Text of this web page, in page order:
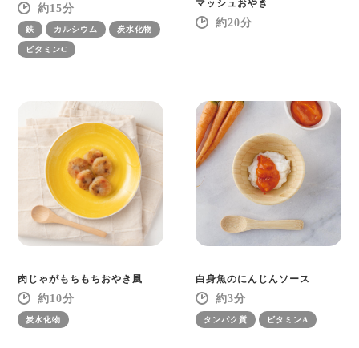
15
鉄 カルシウム 炭水化物
ビタミンC
マッシュおやき
20
肉じゃがもちもちおやき風
10
炭水化物
白身魚のにんじんソース
3
タンパク質 ビタミンA